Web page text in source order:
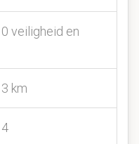
veiligheid en
km